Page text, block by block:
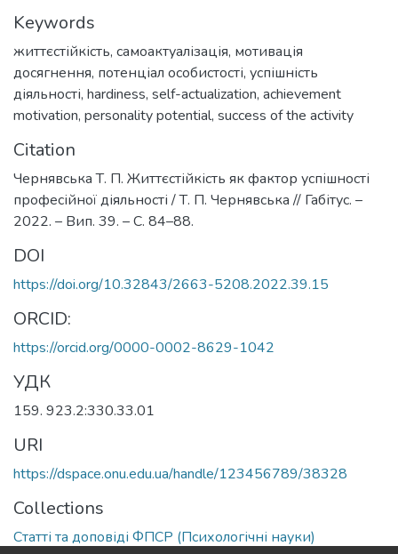
Keywords
життєстійкість, самоактуалізація, мотивація
досягнення, потенціал особистості, успішність
діяльності, hardiness, self-actualization, achievement
motivation, personality potential, success of the activity
Citation
Чернявська Т. П. Життєстійкість як фактор успішності
професійної діяльності / Т. П. Чернявська // Габітус. –
2022. – Вип. 39. – С. 84–88.
DOI
https://doi.org/10.32843/2663-5208.2022.39.15
ORCID:
https://orcid.org/0000-0002-8629-1042
УДК
159. 923.2:330.33.01
URI
https://dspace.onu.edu.ua/handle/123456789/38328
Collections
Статті та доповіді ФПСР (Психологічні науки)